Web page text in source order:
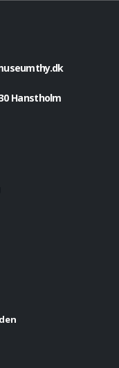
Hanstholm